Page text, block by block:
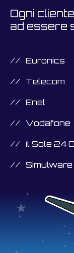
Ogni
ad essere
Euronics
Telecom
Enel
Vodafone
il Sole 24
Simulware